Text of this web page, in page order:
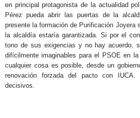
en principal protagonista de la actualidad
Pérez pueda abrir las puertas de la
presente la formación de Purificación Joyera
la alcaldía estaría garantizada. Si por el
tono de sus exigencias y no hay acuerdo,
difícilmente imaginables para el PSOE en
cualquier cosa es posible, desde un
renovación forzada del pacto con
decisivos.